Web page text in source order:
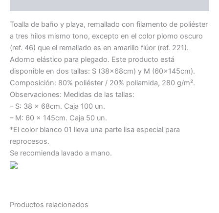
Toalla de baño y playa, remallado con filamento de poliéster
a tres hilos mismo tono, excepto en el color plomo oscuro
(ref. 46) que el remallado es en amarillo flúor (ref. 221).
Adorno elástico para plegado. Este producto está
disponible en dos tallas: S (38x68cm) y M (60x145cm).
Composición: 80% poliéster / 20% poliamida, 280 g/m².
Observaciones: Medidas de las tallas:
– S: 38 x 68cm. Caja 100 un.
– M: 60 x 145cm. Caja 50 un.
*El color blanco 01 lleva una parte lisa especial para
reprocesos.
Se recomienda lavado a mano.
Productos relacionados